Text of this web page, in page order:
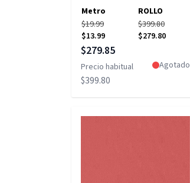
Metro
ROLLO
$19.99
$13.99
$399.80
$279.80
Precio especial
$279.85
Precio habitual
$399.80
Agotado